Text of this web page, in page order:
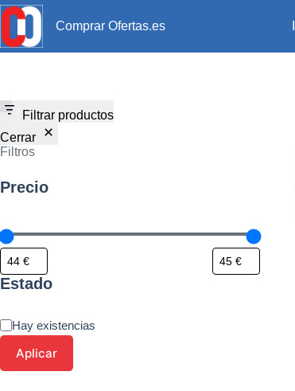
Comprar Ofertas.es
Filtrar productos
Cerrar
Filtros
Precio
Estado
Hay existencias
Aplicar